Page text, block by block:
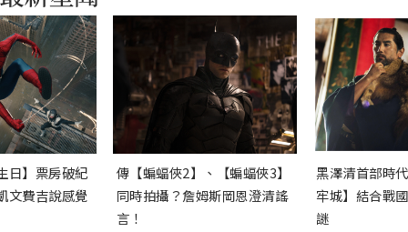
日】票房破紀
文費吉說感覺
傳【蝙蝠俠2】、【蝙蝠俠3】
同時拍攝？詹姆斯岡恩澄清謠
言！
黑澤清首部時
牢城】結合戰
謎